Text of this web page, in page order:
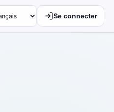
Se connecter